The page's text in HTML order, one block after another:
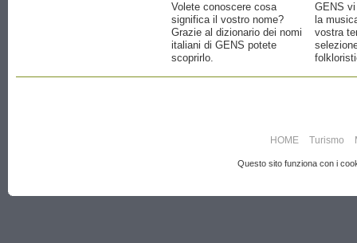
Volete conoscere cosa
significa il vostro nome?
Grazie al dizionario dei nomi
italiani di GENS potete
scoprirlo.
GENS
la
vostra
HOME Turismo
Questo sito funziona con i